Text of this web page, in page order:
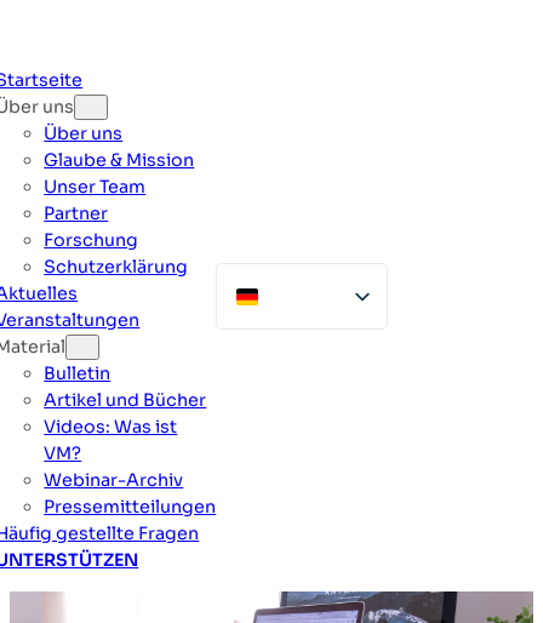
springen
uns
Über uns
Glaube & Mission
Unser Team
Partner
Forschung
Schutzerklärung
Bulletin
Artikel und Bücher
Videos: Was ist
VM?
Webinar-Archiv
Pressemitteilungen
gestellte Fragen